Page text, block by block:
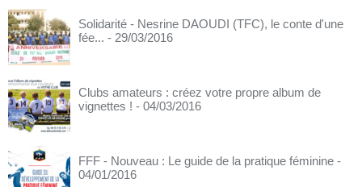
Solidarité - Nesrine DAOUDI (TFC), le conte d'une
fée... - 29/03/2016
Clubs amateurs : créez votre propre album de
vignettes ! - 04/03/2016
FFF - Nouveau : Le guide de la pratique féminine -
04/01/2016